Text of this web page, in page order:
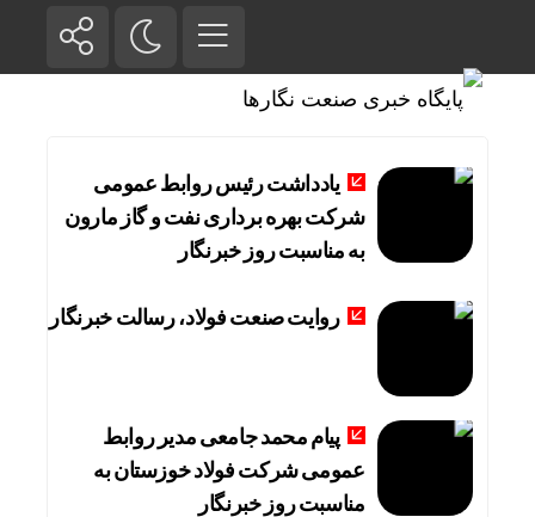
یادداشت رئیس روابط عمومی
شرکت بهره برداری نفت و گاز مارون
به مناسبت روز خبرنگار
روایت صنعت فولاد،‌ رسالت خبرنگار
پیام محمد جامعی مدیر روابط
عمومی شرکت فولاد خوزستان به
مناسبت روز خبرنگار